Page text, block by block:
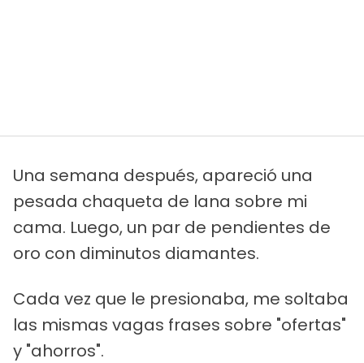
Una semana después, apareció una
pesada chaqueta de lana sobre mi
cama. Luego, un par de pendientes de
oro con diminutos diamantes.
Cada vez que le presionaba, me soltaba
las mismas vagas frases sobre "ofertas"
y "ahorros".